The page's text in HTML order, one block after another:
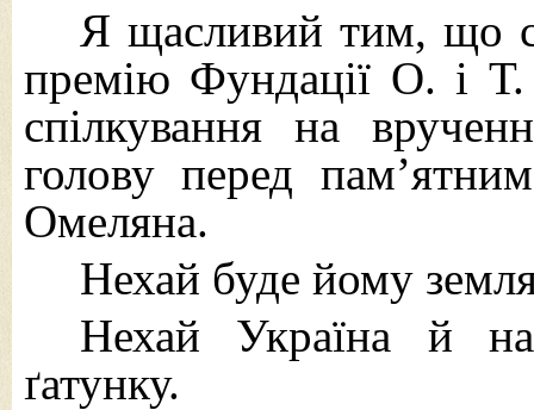
Я щасливий тим, що
премію Фундації О. і
спілкування на
голову перед
Омеляна.
Нехай буде йому
Нехай Україна й
ґатунку.